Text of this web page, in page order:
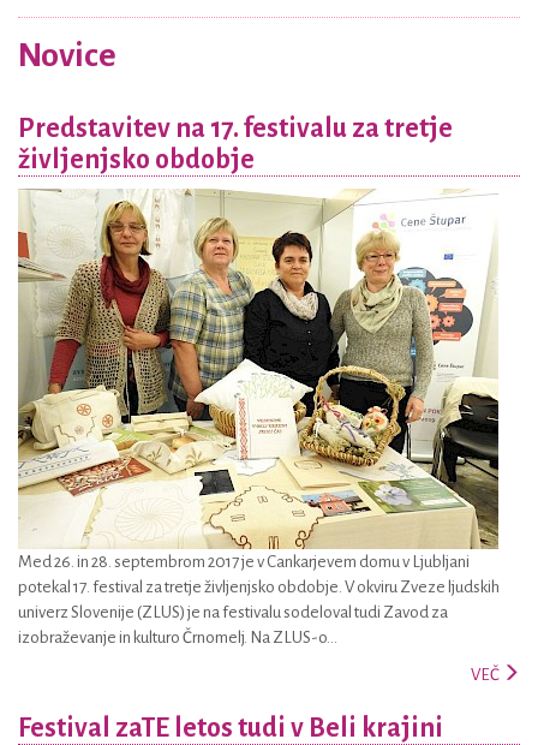
Novice
Predstavitev na 17. festivalu za tretje
življenjsko obdobje
Med 26. in 28. septembrom 2017 je v Cankarjevem domu v Ljubljani
potekal 17. festival za tretje življenjsko obdobje. V okviru Zveze ljudskih
univerz Slovenije (ZLUS) je na festivalu sodeloval tudi Zavod za
izobraževanje in kulturo Črnomelj. Na ZLUS-o...
VEČ
Festival zaTE letos tudi v Beli krajini